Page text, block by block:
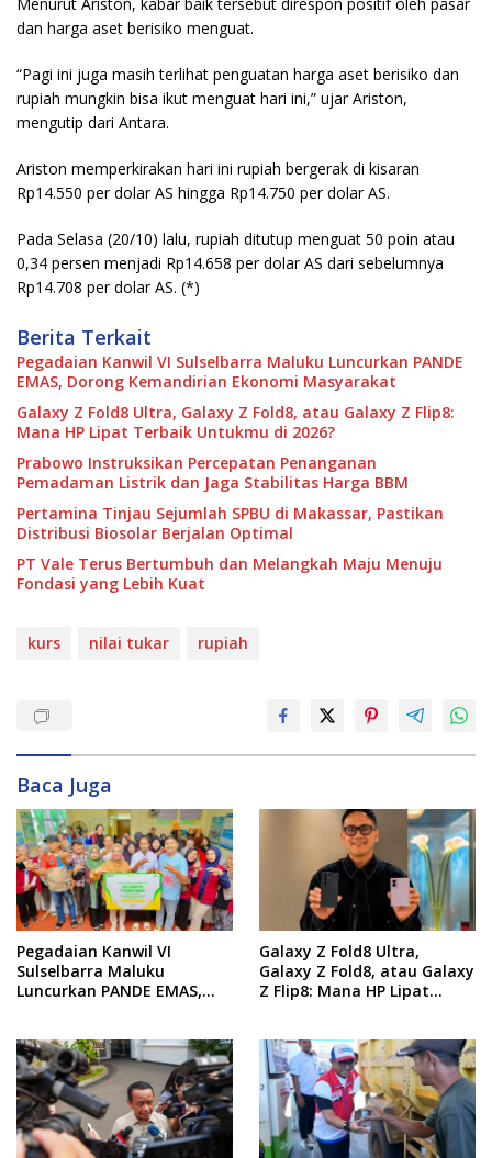
dan harga aset berisiko menguat.
“Pagi ini juga masih terlihat penguatan harga aset berisiko dan
rupiah mungkin bisa ikut menguat hari ini,” ujar Ariston,
mengutip dari Antara.
Ariston memperkirakan hari ini rupiah bergerak di kisaran
Rp14.550 per dolar AS hingga Rp14.750 per dolar AS.
Pada Selasa (20/10) lalu, rupiah ditutup menguat 50 poin atau
0,34 persen menjadi Rp14.658 per dolar AS dari sebelumnya
Rp14.708 per dolar AS. (*)
Berita Terkait
Pegadaian Kanwil VI Sulselbarra Maluku Luncurkan PANDE
EMAS, Dorong Kemandirian Ekonomi Masyarakat
Galaxy Z Fold8 Ultra, Galaxy Z Fold8, atau Galaxy Z Flip8:
Mana HP Lipat Terbaik Untukmu di 2026?
Prabowo Instruksikan Percepatan Penanganan
Pemadaman Listrik dan Jaga Stabilitas Harga BBM
Pertamina Tinjau Sejumlah SPBU di Makassar, Pastikan
Distribusi Biosolar Berjalan Optimal
PT Vale Terus Bertumbuh dan Melangkah Maju Menuju
Fondasi yang Lebih Kuat
kurs nilai tukar rupiah
Baca Juga
Pegadaian Kanwil VI
Sulselbarra Maluku
Luncurkan PANDE EMAS,
Galaxy Z Fold8 Ultra,
Galaxy Z Fold8, atau Galaxy
Z Flip8: Mana HP Lipat